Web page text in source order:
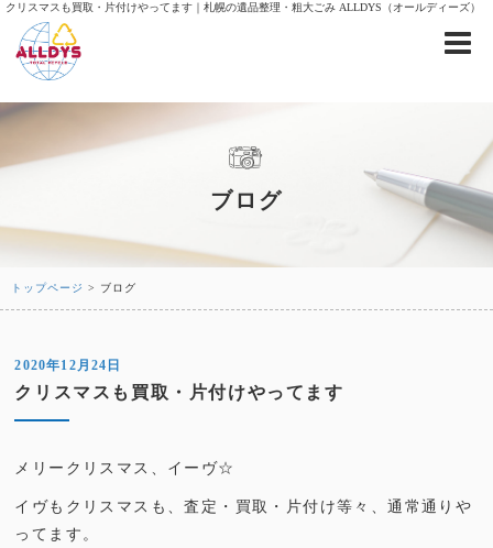
クリスマスも買取・片付けやってます｜札幌の遺品整理・粗大ごみ ALLDYS（オールディーズ）
ブログ
トップページ > ブログ
2020年12月24日
クリスマスも買取・片付けやってます
メリークリスマス、イーヴ☆
イヴもクリスマスも、査定・買取・片付け等々、通常通りや
ってます。